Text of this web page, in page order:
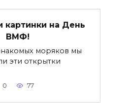
картинки на День
ВМФ!
моряков мы
эти открытки
0 77